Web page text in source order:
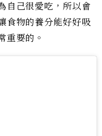
自己很愛吃，所以會
食物的養分能好好吸
重要的。